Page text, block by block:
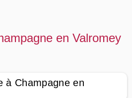
en Valromey
à Champagne en